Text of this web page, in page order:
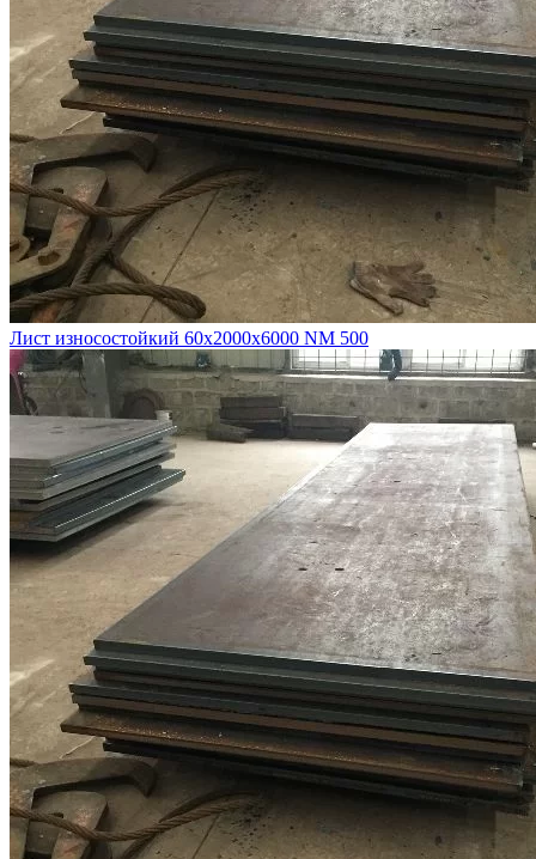
Лист износостойкий 60х2000х6000 NM 500